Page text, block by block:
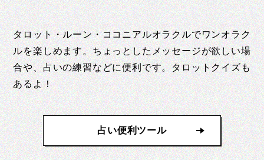
タロット・ルーン・ココニアルオラクルでワンオラク
ルを楽しめます。ちょっとしたメッセージが欲しい場
合や、占いの練習などに便利です。タロットクイズも
あるよ！
占い便利ツール